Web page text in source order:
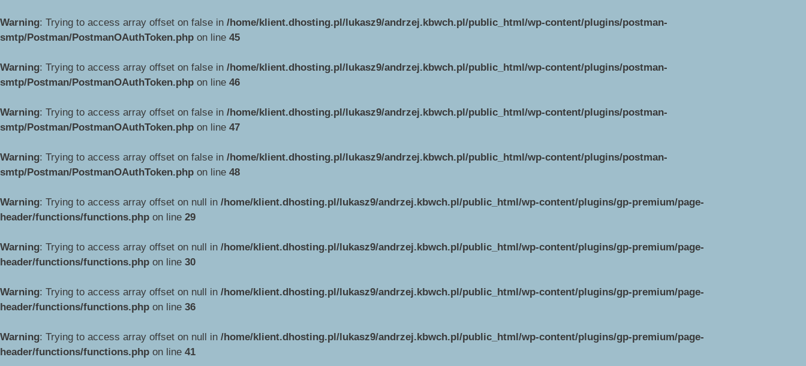
Warning: Trying to access array offset on false in /home/klient.dhosting.pl/lukasz9/andrzej.kbwch.pl/public_html/wp-content/plugins/postman-
smtp/Postman/PostmanOAuthToken.php on line 45
Warning: Trying to access array offset on false in /home/klient.dhosting.pl/lukasz9/andrzej.kbwch.pl/public_html/wp-content/plugins/postman-
smtp/Postman/PostmanOAuthToken.php on line 46
Warning: Trying to access array offset on false in /home/klient.dhosting.pl/lukasz9/andrzej.kbwch.pl/public_html/wp-content/plugins/postman-
smtp/Postman/PostmanOAuthToken.php on line 47
Warning: Trying to access array offset on false in /home/klient.dhosting.pl/lukasz9/andrzej.kbwch.pl/public_html/wp-content/plugins/postman-
smtp/Postman/PostmanOAuthToken.php on line 48
Warning: Trying to access array offset on null in /home/klient.dhosting.pl/lukasz9/andrzej.kbwch.pl/public_html/wp-content/plugins/gp-premium/page-
header/functions/functions.php on line 29
Warning: Trying to access array offset on null in /home/klient.dhosting.pl/lukasz9/andrzej.kbwch.pl/public_html/wp-content/plugins/gp-premium/page-
header/functions/functions.php on line 30
Warning: Trying to access array offset on null in /home/klient.dhosting.pl/lukasz9/andrzej.kbwch.pl/public_html/wp-content/plugins/gp-premium/page-
header/functions/functions.php on line 36
Warning: Trying to access array offset on null in /home/klient.dhosting.pl/lukasz9/andrzej.kbwch.pl/public_html/wp-content/plugins/gp-premium/page-
header/functions/functions.php on line 41